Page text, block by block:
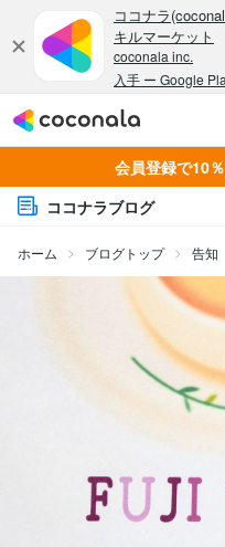
会員登録で10
ココナラブログ
ホーム ブログトップ 告知